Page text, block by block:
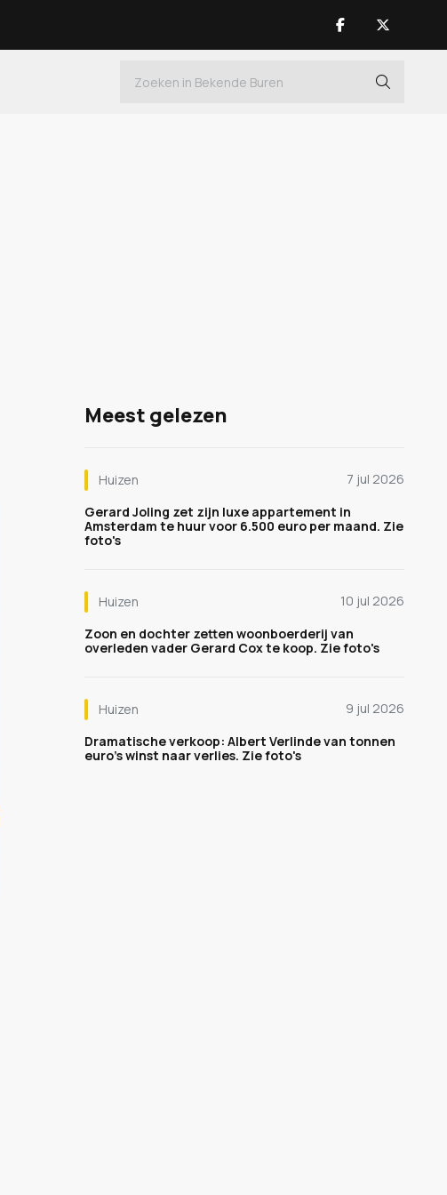
Meest gelezen
Huizen
7 jul 2026
Gerard Joling zet zijn luxe appartement in
Amsterdam te huur voor 6.500 euro per maand. Zie
foto's
Huizen
10 jul 2026
Zoon en dochter zetten woonboerderij van
overleden vader Gerard Cox te koop. Zie foto's
Huizen
9 jul 2026
Dramatische verkoop: Albert Verlinde van tonnen
euro's winst naar verlies. Zie foto's